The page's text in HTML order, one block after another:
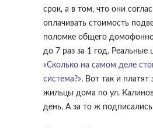
срок, а в том, что они
оплачивать стоимость
поломке общего
до 7 раз за 1 год. Реальные
«Сколько на самом деле
система?». Вот так и платят
жильцы дома по ул.
день. А за то ж